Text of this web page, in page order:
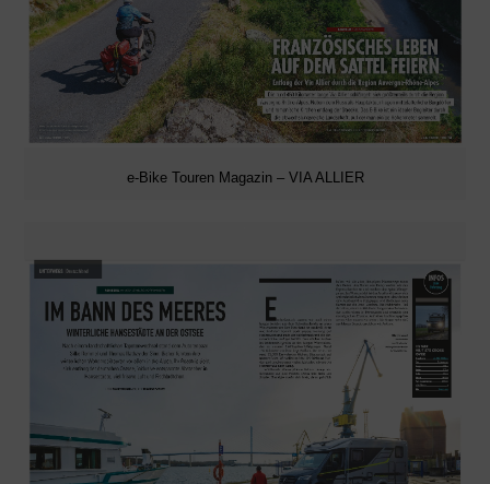
e-Bike Touren Magazin – VIA ALLIER